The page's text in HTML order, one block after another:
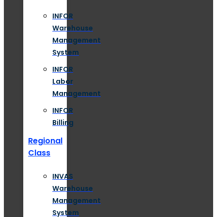
INFOR
Warehouse
Management
System
INFOR
Labor
Management
INFOR
Billing
Regional
Class
INVAS
Warehouse
Management
System